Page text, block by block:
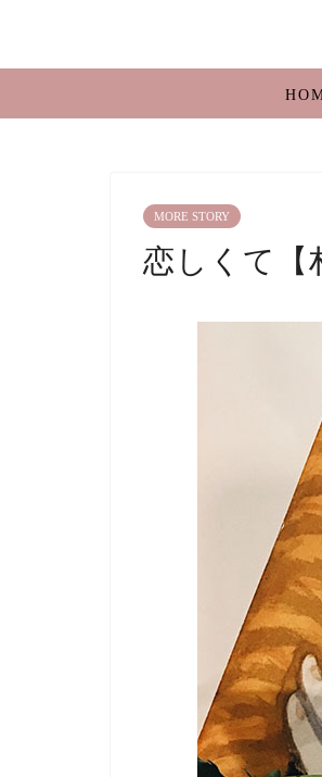
MORE STORY
恋しくて【